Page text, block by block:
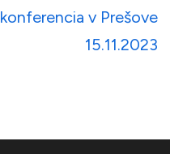
konferencia v Prešove
15.11.2023